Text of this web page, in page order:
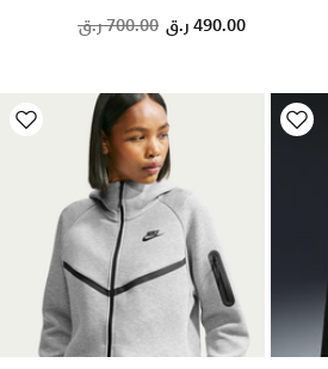
Price reduced from
700.00 ر.ق to 490.00 ر.ق